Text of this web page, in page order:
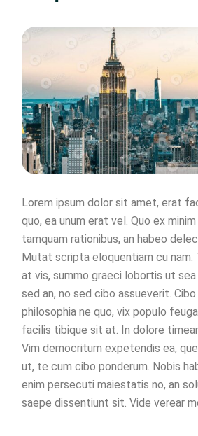
Lorem ipsum dolor sit amet, erat
quo, ea unum erat vel. Quo ex
tamquam rationibus, an habeo
Mutat scripta eloquentiam cu nam.
at vis, summo graeci lobortis ut
sed an, no sed cibo assueverit.
philosophia ne quo, vix populo
facilis tibique sit at. In dolore
Vim democritum expetendis ea,
ut, te cum cibo ponderum. Nobis
enim persecuti maiestatis no, an
saepe dissentiunt sit. Vide verear